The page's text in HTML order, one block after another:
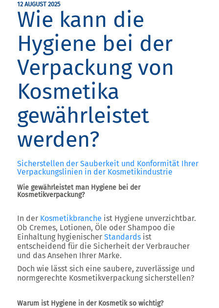
12 AUGUST 2025
Wie kann die
Hygiene bei der
Verpackung von
Kosmetika
gewährleistet
werden?
Sicherstellen der Sauberkeit und Konformität Ihrer
Verpackungslinien in der Kosmetikindustrie
Wie gewährleistet man Hygiene bei der
Kosmetikverpackung?
In der Kosmetikbranche ist Hygiene unverzichtbar.
Ob Cremes, Lotionen, Öle oder Shampoo die
Einhaltung hygienischer Standards ist
entscheidend für die Sicherheit der Verbraucher
und das Ansehen Ihrer Marke.
Doch wie lässt sich eine saubere, zuverlässige und
normgerechte Kosmetikverpackungsicherstellen?
Warum ist Hygiene in der Kosmetik so wichtig?